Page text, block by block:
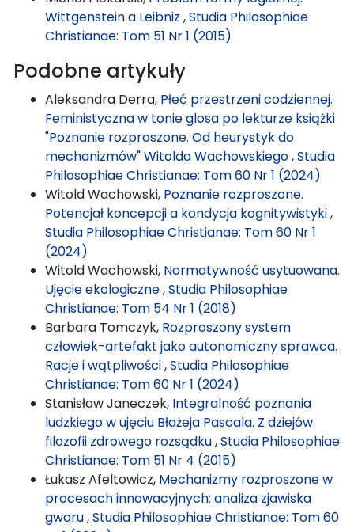
Wittgenstein a Leibniz ,Studia Philosophiae
Christianae: Tom 51 Nr 1 (2015)
Podobne artykuły
Aleksandra Derra, Płeć przestrzeni codziennej.
Feministyczna w tonie glosa po lekturze książki
"Poznanie rozproszone. Od heurystyk do
mechanizmów" Witolda Wachowskiego,Studia
Philosophiae Christianae: Tom 60 Nr 1 (2024)
Witold Wachowski, Poznanie rozproszone.
Potencjał koncepcji a kondycja kognitywistyki,
Studia Philosophiae Christianae: Tom 60 Nr 1
(2024)
Witold Wachowski, Normatywność usytuowana.
Ujęcie ekologiczne,Studia Philosophiae
Christianae: Tom 54 Nr 1 (2018)
Barbara Tomczyk, Rozproszony system
człowiek-artefakt jako autonomiczny sprawca.
Racje i wątpliwości,Studia Philosophiae
Christianae: Tom 60 Nr 1 (2024)
Stanisław Janeczek, Integralność poznania
ludzkiego w ujęciu Błażeja Pascala. Z dziejów
filozofii zdrowego rozsądku,Studia Philosophiae
Christianae: Tom 51 Nr 4 (2015)
Łukasz Afeltowicz, Mechanizmy rozproszone w
procesach innowacyjnych: analiza zjawiska
gwaru,Studia Philosophiae Christianae: Tom 60